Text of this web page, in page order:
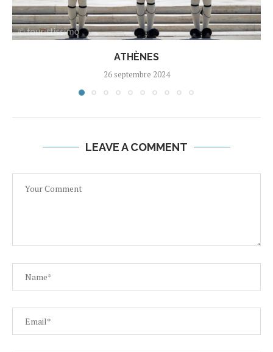
ATHÈNES
26 septembre 2024
LEAVE A COMMENT